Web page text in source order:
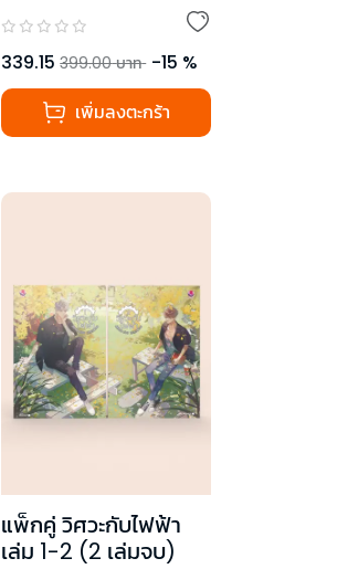
339.15 399.00 บาท -15 %
เพิ่มลงตะกร้า
แพ็กคู่ วิศวะกับไฟฟ้า
เล่ม 1-2 (2 เล่มจบ)